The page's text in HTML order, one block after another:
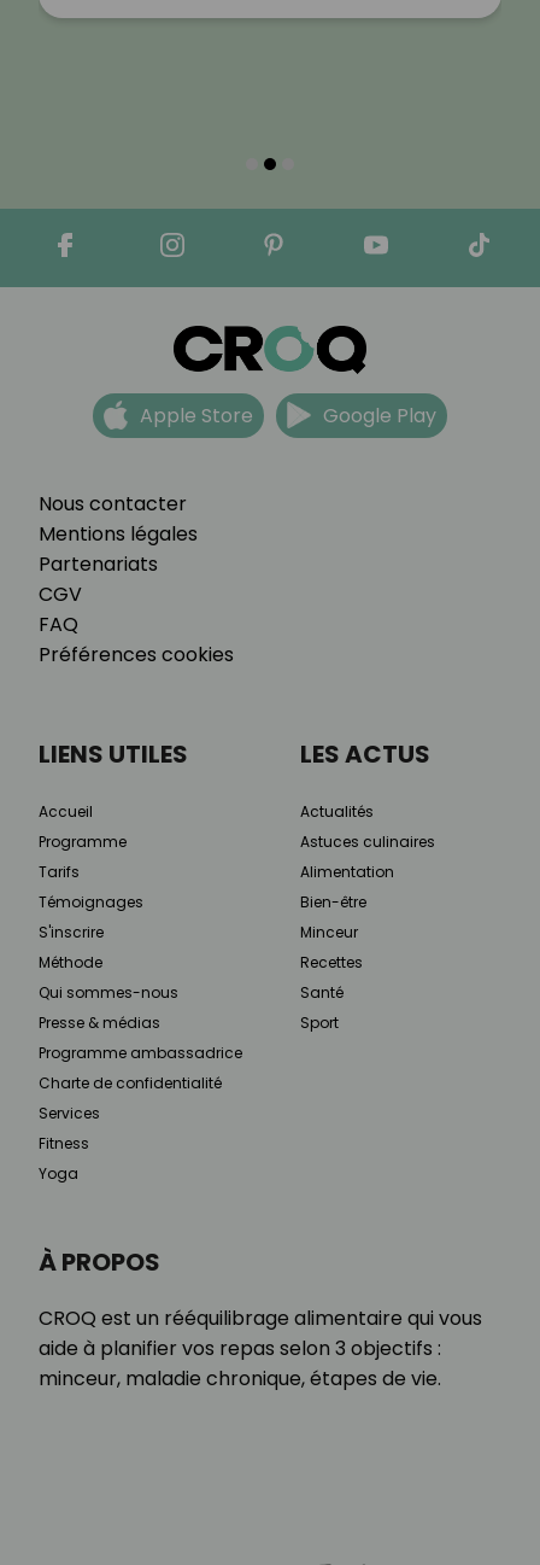
Nous contacter
Mentions légales
Partenariats
CGV
FAQ
Préférences cookies
Apple Store Google Play
À PROPOS
CROQ est un rééquilibrage alimentaire qui vous
aide à planifier vos repas selon 3 objectifs :
minceur, maladie chronique, étapes de vie.
LIENS UTILES
Accueil
Programme
Tarifs
Témoignages
S'inscrire
Méthode
Qui sommes-nous
Presse & médias
Programme ambassadrice
Charte de confidentialité
Services
Fitness
Yoga
LES ACTUS
Actualités
Astuces culinaires
Alimentation
Bien-être
Minceur
Recettes
Santé
Sport